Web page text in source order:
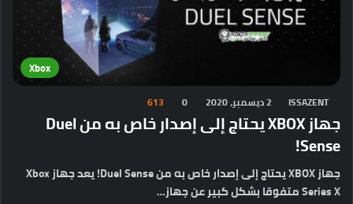
Xbox
ISSAZENT 2 ديسمبر، 2020 0
613
جهاز XBOX يحتاج إلى إصدار خاص به من Duel
Sense!
جهاز XBOX يحتاج إلى إصدار خاص به من Duel Sense! يعد جهاز Xbox
Series X متفوقا بشكل كبير عن جهاز…